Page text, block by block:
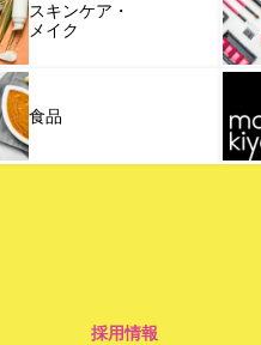
スキンケア・
メイク
食品
採用情報